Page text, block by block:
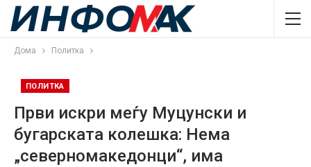
Дома Политка
ПОЛИТКА
Први искри меѓу Муцунски и
бугарската колешка: Нема
„северномакедонци“, има